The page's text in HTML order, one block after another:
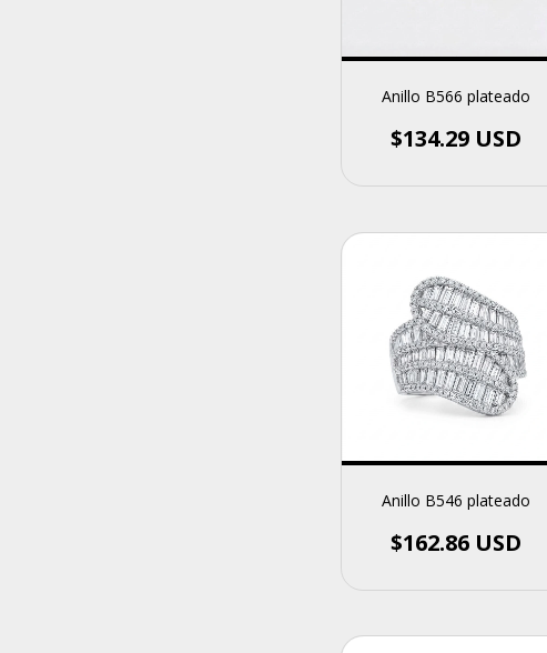
Anillo B566 plateado
$134.29 USD
Anillo B546 plateado
$162.86 USD